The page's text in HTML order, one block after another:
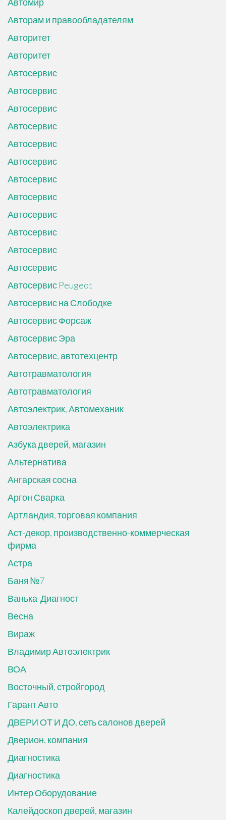
Авторам и правообладателям
Авторитет
Авторитет
Автосервис
Автосервис
Автосервис
Автосервис
Автосервис
Автосервис
Автосервис
Автосервис
Автосервис
Автосервис
Автосервис
Автосервис
Автосервис Peugeot
Автосервис на Слободке
Автосервис Форсаж
Автосервис Эра
Автосервис, автотехцентр
Автотравматология
Автотравматология
Автоэлектрик, Автомеханик
Автоэлектрика
Азбука дверей, магазин
Альтернатива
Ангарская сосна
Аргон Сварка
Артландия, торговая компания
Аст-декор, производственно-коммерческая
фирма
Астра
Баня №7
Ванька-Диагност
Весна
Вираж
Владимир Автоэлектрик
ВОА
Восточный, стройгород
Гарант Авто
ДВЕРИ ОТ И ДО, сеть салонов дверей
Дверион, компания
Диагностика
Диагностика
Интер Оборудование
Калейдоскоп дверей, магазин